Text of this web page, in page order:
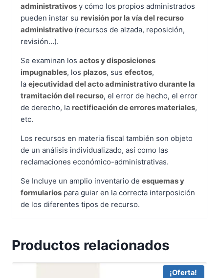
administrativos y cómo los propios administrados
pueden instar su revisión por la vía del recurso
administrativo (recursos de alzada, reposición,
revisión…).
Se examinan los actos y disposiciones
impugnables, los plazos, sus efectos,
la ejecutividad del acto administrativo durante la
tramitación del recurso, el error de hecho, el error
de derecho, la rectificación de errores materiales,
etc.
Los recursos en materia fiscal también son objeto
de un análisis individualizado, así como las
reclamaciones económico-administrativas.
Se Incluye un amplio inventario de esquemas y
formularios para guiar en la correcta interposición
de los diferentes tipos de recurso.
Productos relacionados
¡Oferta!